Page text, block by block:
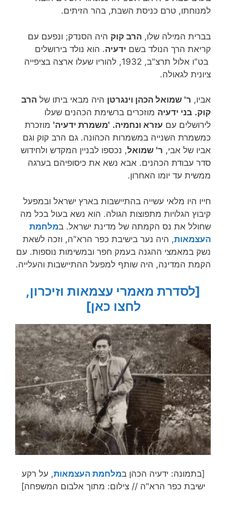
למנוחתו, טרם כניסת השבת, בהר הזיתים.
בברית המילה שלו, הרב קוק היה הסנדק; ונפעם עם
קריאת הרך הנולד בשם ידעיה. הוא נולד בירושלים
בט"ו אלול תרצ"ב, 1932, להוריו שעלו ארצה בציפייה
ציונית לגאולה.
אביו, ר' שמואל הכהן וינגרטן היה מבאי ביתו של הרב
קוק. בני ידעיה מוזכרים ברשימת הכהנים שעלו
לירושלים עם עזרא ונחמיה. 'משמרת ידעיה' מוזכרת
כמשמרת השנייה במשמרות הכהונה. גם הרב קוק וגם
אביו של אבי, ר' שמואל, נכספו לבניין המקדש ולחידוש
סדר עבודת הכהנים. אבא נשא את כיסופיהם בערגה
ממשית עד יומו האחרון.
חייו היו מלאי עשייה בהתיישבות בארץ ישראל ובמפעל
קיבוץ הגלויות מתפוצות הגולה. הוא נשא בעול בכל מה
שחולל את נס הקמתה של מדינת ישראל. במלחמת
העצמאות, היה נער בישיבת כפר הרא"ה, וזכה לשאת
נשק במאמצי ההגנה בעמק חפר ובמשימות נוספות. עם
הקמת המדינה, היה שותף למפעל ההתיישבות והעלייה.
[לסדרת מאמרי עצמאות וזיכרון,
לחצו כאן]
[בתמונה: ידעיה הכהן במלחמת העצמאות, על רקע
ישיבת כפר הרא"ה // צילום: מתוך אלבום המשפחה]